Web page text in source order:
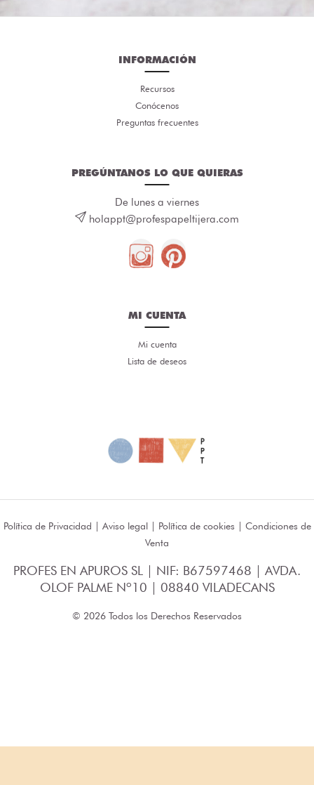
INFORMACIÓN
Recursos
Conócenos
Preguntas frecuentes
PREGÚNTANOS LO QUE QUIERAS
De lunes a viernes
holappt@profespapeltijera.com
MI CUENTA
Mi cuenta
Lista de deseos
Política de Privacidad | Aviso legal| Política de cookies | Condiciones de
Venta
PROFES EN APUROS SL | NIF: B67597468 | AVDA.
OLOF PALME Nº10 | 08840 VILADECANS
© 2026 Todos los Derechos Reservados